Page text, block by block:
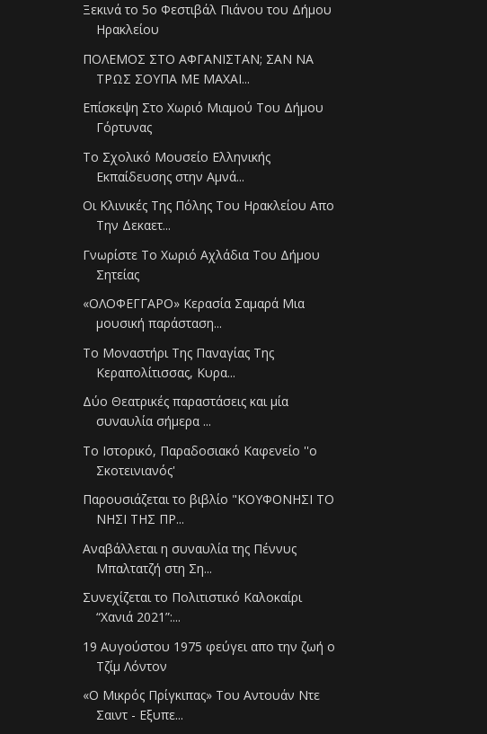
Ξεκινά το 5ο Φεστιβάλ Πιάνου του Δήμου
Ηρακλείου
ΠΟΛΕΜΟΣ ΣΤΟ ΑΦΓΑΝΙΣΤΑΝ; ΣΑΝ ΝΑ
ΤΡΩΣ ΣΟΥΠΑ ΜΕ ΜΑΧΑΙ...
Επίσκεψη Στο Χωριό Μιαμού Του Δήμου
Γόρτυνας
Το Σχολικό Μουσείο Ελληνικής
Εκπαίδευσης στην Αμνά...
Οι Κλινικές Της Πόλης Του Ηρακλείου Απο
Την Δεκαετ...
Γνωρίστε Το Χωριό Αχλάδια Του Δήμου
Σητείας
«ΟΛΟΦΕΓΓΑΡΟ» Κερασία Σαμαρά Μια
μουσική παράσταση...
Το Μοναστήρι Της Παναγίας Της
Κεραπολίτισσας, Κυρα...
Δύο Θεατρικές παραστάσεις και μία
συναυλία σήμερα ...
Το Ιστορικό, Παραδοσιακό Καφενείο ''ο
Σκοτεινιανός'
Παρουσιάζεται το βιβλίο "ΚΟΥΦΟΝΗΣΙ ΤΟ
ΝΗΣΙ ΤΗΣ ΠΡ...
Αναβάλλεται η συναυλία της Πέννυς
Μπαλτατζή στη Ση...
Συνεχίζεται το Πολιτιστικό Καλοκαίρι
“Χανιά 2021”:...
19 Αυγούστου 1975 φεύγει απο την ζωή ο
Τζίμ Λόντον
«Ο Μικρός Πρίγκιπας» Του Αντουάν Ντε
Σαιντ - Εξυπε...